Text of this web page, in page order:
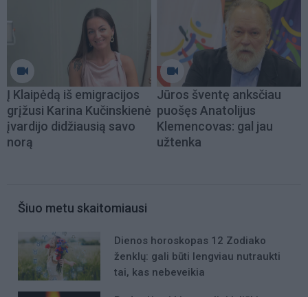
Į Klaipėdą iš emigracijos
grįžusi Karina Kučinskienė
įvardijo didžiausią savo
norą
Jūros šventę anksčiau
puošęs Anatolijus
Klemencovas: gal jau
užtenka
Šiuo metu skaitomiausi
Dienos horoskopas 12 Zodiako
ženklų: gali būti lengviau nutraukti
tai, kas nebeveikia